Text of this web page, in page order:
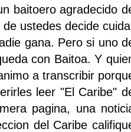
baitoero agradecido
ustedes decide
gana. Pero si uno
con Baitoa. Y
a transcribir
leer "El Caribe"
pagina, una
del Caribe